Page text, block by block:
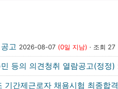
고 2026-08-07 (0일 지남) · 조회 27
등의 의견청취 열람공고(정정)
간제근로자 채용시험 최종합